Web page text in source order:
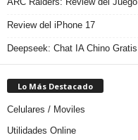
Review del iPhone 17
Deepseek: Chat IA Chino Gratis
Lo Más Destacado
Celulares / Moviles
Utilidades Online